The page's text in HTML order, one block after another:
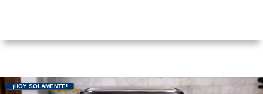
¡HOY SOLAMENTE!